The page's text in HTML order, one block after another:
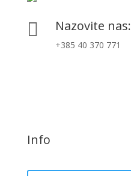
 Nazovite nas:
+385 40 370 771
Info